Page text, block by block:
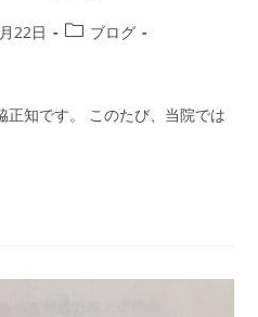
22日
ブログ
知です。 このたび、当院では